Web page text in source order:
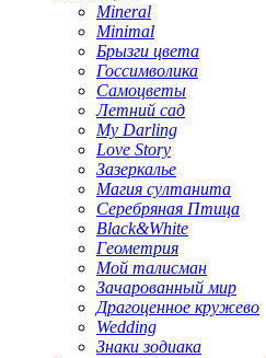
Mineral
Minimal
Брызги цвета
Госсимволика
Самоцветы
Летний сад
My Darling
Love Story
Зазеркалье
Магия султанита
Серебряная Птица
Black&White
Геометрия
Мой талисман
Зачарованный мир
Драгоценное кружево
Wedding
Знаки зодиака